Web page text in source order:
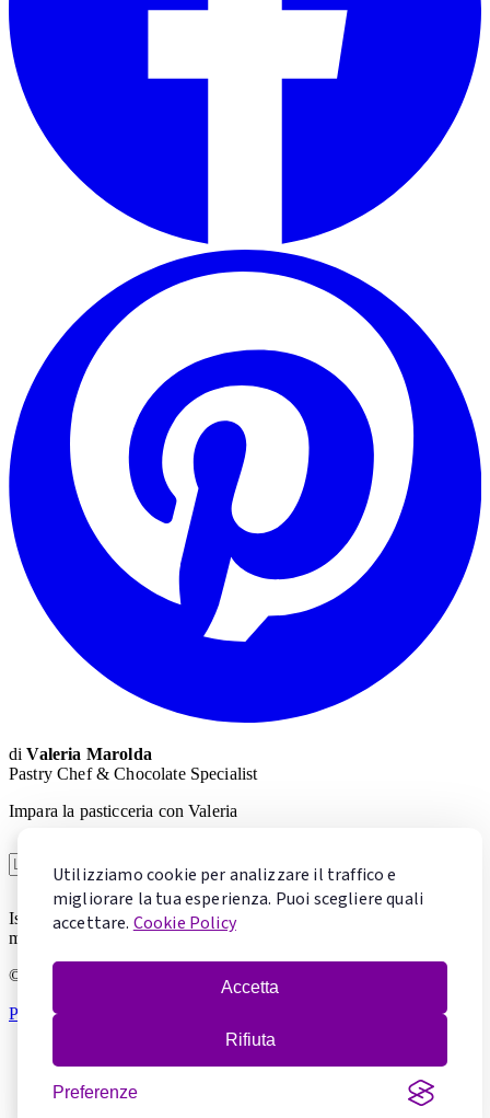
Utilizziamo cookie per analizzare il traffico e
migliorare la tua esperienza. Puoi scegliere quali
accettare. Cookie Policy
Accetta
Rifiuta
Preferenze
diValeria Marolda
Pastry Chef & Chocolate Specialist
Impara la pasticceria con Valeria
Voglio imparare
Iscrivendoti accetti la Privacy Policy
momento.
© 2026 Mentecontorta. Tutti i diritti riservati.
Privacy Policy